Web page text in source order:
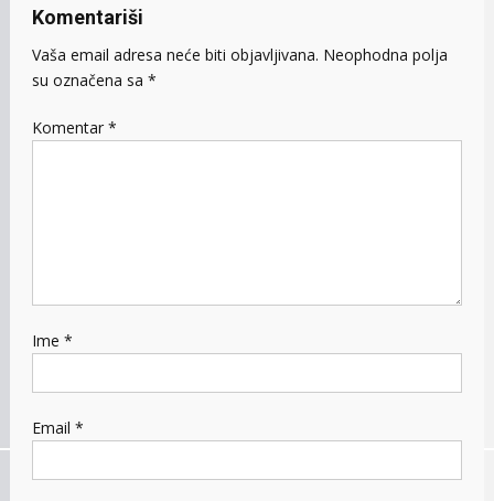
Komentariši
Vaša email adresa neće biti objavljivana. Neophodna polja
su označena sa *
Komentar *
Ime *
Email *